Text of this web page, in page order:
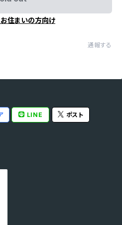
住まいの方向け
通報する
LINE ポスト